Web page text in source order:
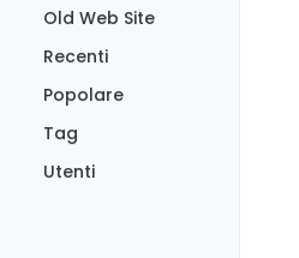
Old Web Site
Recenti
Popolare
Tag
Utenti